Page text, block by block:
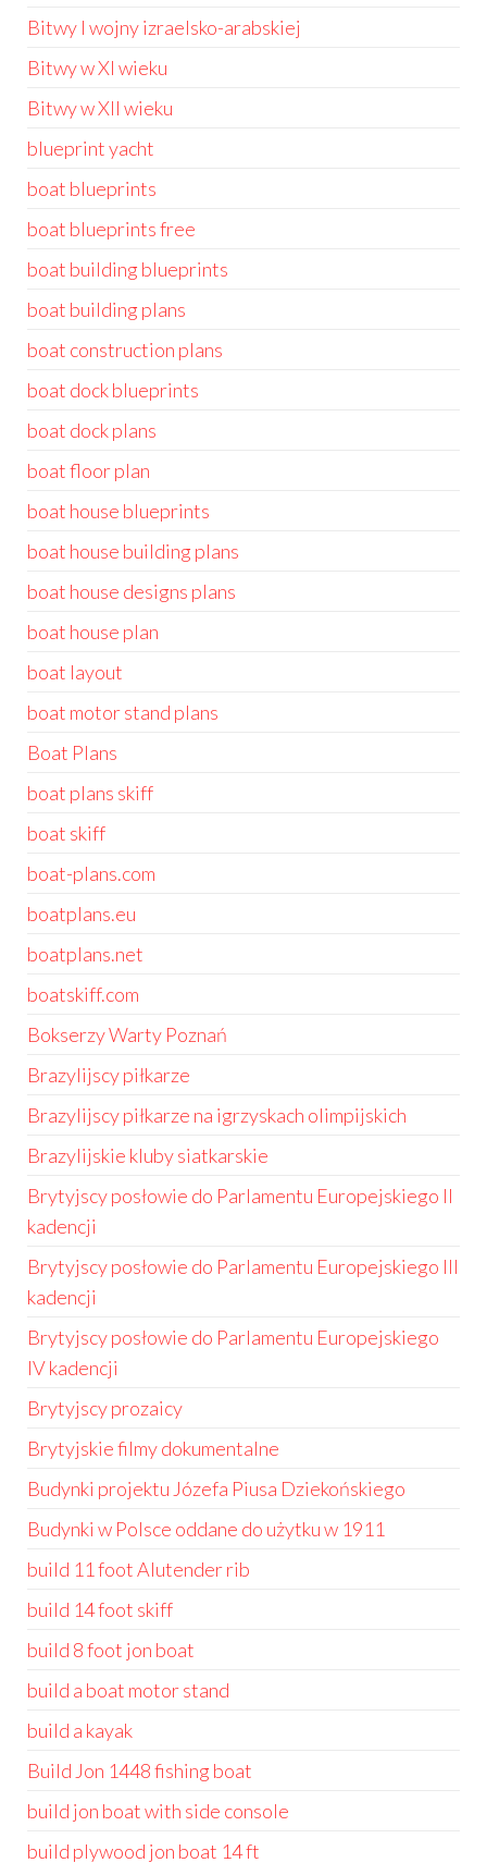
Bitwy I wojny izraelsko-arabskiej
Bitwy w XI wieku
Bitwy w XII wieku
blueprint yacht
boat blueprints
boat blueprints free
boat building blueprints
boat building plans
boat construction plans
boat dock blueprints
boat dock plans
boat floor plan
boat house blueprints
boat house building plans
boat house designs plans
boat house plan
boat layout
boat motor stand plans
Boat Plans
boat plans skiff
boat skiff
boat-plans.com
boatplans.eu
boatplans.net
boatskiff.com
Bokserzy Warty Poznań
Brazylijscy piłkarze
Brazylijscy piłkarze na igrzyskach olimpijskich
Brazylijskie kluby siatkarskie
Brytyjscy posłowie do Parlamentu Europejskiego II
kadencji
Brytyjscy posłowie do Parlamentu Europejskiego III
kadencji
Brytyjscy posłowie do Parlamentu Europejskiego
IV kadencji
Brytyjscy prozaicy
Brytyjskie filmy dokumentalne
Budynki projektu Józefa Piusa Dziekońskiego
Budynki w Polsce oddane do użytku w 1911
build 11 foot Alutender rib
build 14 foot skiff
build 8 foot jon boat
build a boat motor stand
build a kayak
Build Jon 1448 fishing boat
build jon boat with side console
build plywood jon boat 14 ft